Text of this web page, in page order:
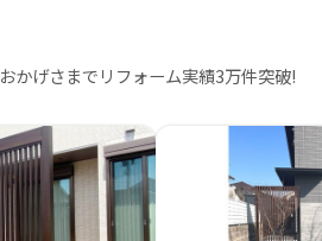
おかげさまでリフォーム実績3万件突破!